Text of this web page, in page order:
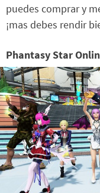
puedes comprar y
¡mas debes rendir
Phantasy Star